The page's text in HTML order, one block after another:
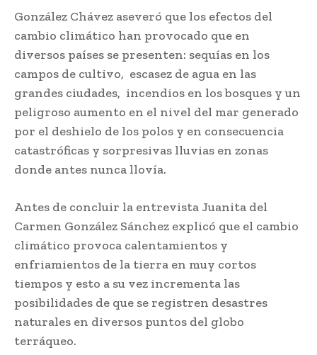
González Chávez aseveró que los efectos del
cambio climático han provocado que en
diversos países se presenten: sequías en los
campos de cultivo, escasez de agua en las
grandes ciudades, incendios en los bosques y un
peligroso aumento en el nivel del mar generado
por el deshielo de los polos y en consecuencia
catastróficas y sorpresivas lluvias en zonas
donde antes nunca llovía.
Antes de concluir la entrevista Juanita del
Carmen González Sánchez explicó que el cambio
climático provoca calentamientos y
enfriamientos de la tierra en muy cortos
tiempos y esto a su vez incrementa las
posibilidades de que se registren desastres
naturales en diversos puntos del globo
terráqueo.